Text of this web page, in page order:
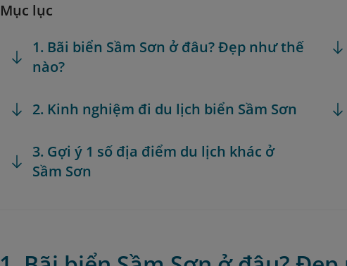
Mục lục
1. Bãi biển Sầm Sơn ở đâu? Đẹp như thế
nào?
2. Kinh nghiệm đi du lịch biển Sầm Sơn
3. Gợi ý 1 số địa điểm du lịch khác ở
Sầm Sơn